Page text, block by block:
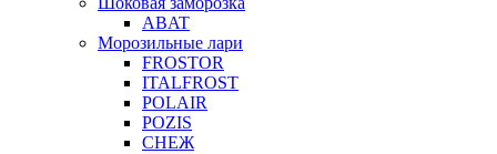
ABAT
Морозильные лари
FROSTOR
ITALFROST
POLAIR
POZIS
СНЕЖ